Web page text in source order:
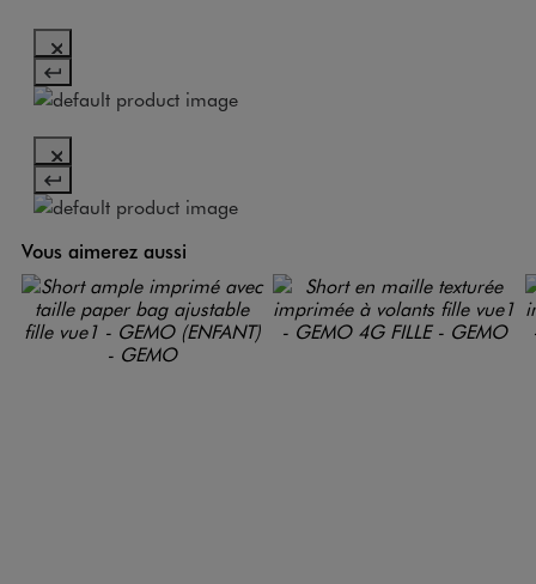
Vous aimerez aussi